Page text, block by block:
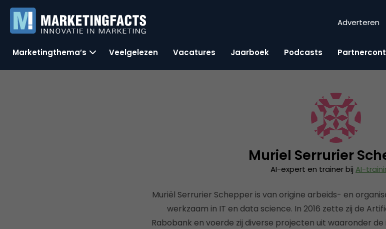
Adverteren
Marketingthema’s Veelgelezen Vacatures Jaarboek Podcasts
Muriel Serrurier
AI-expert en trainer bij AI-
Muriël Serrurier Schepper is van origine arbeids- en
werkzaam in IT en data science. In 2016 zette zij de
Rabobank en voerde zij diverse projecten uit waaronder